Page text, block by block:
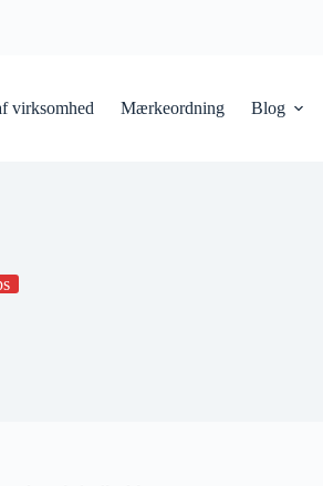
virksomhed Mærkeordning Blog